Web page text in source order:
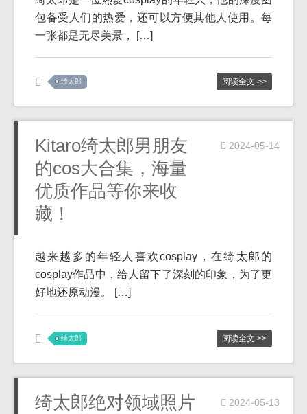
包备受人们的热爱，还可以方便其他人使用。每
一张都是无尽美景， […]
绮太郎 阅读全文 >>
Kitaro绮太郎男朋友
的cos大合集，海量
优质作品等你来收
藏！
2024-05-14
越来越多的年轻人喜欢cosplay，在绮太郎的
cosplay作品中，给人留下了深刻的印象，为了更
好地还原动漫。 […]
绮太郎 阅读全文 >>
绮太郎绝对领域照片
2024-05-13